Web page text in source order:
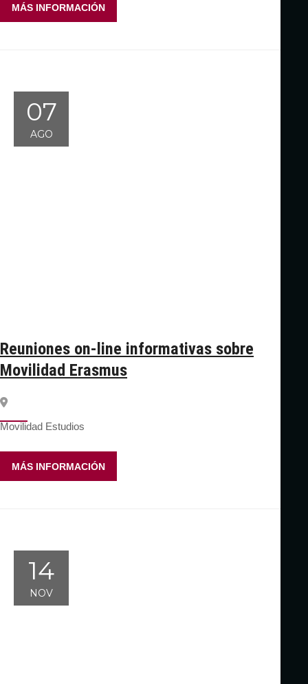
MÁS INFORMACIÓN
07
AGO
Reuniones on-line informativas sobre
Movilidad Erasmus
Movilidad Estudios
MÁS INFORMACIÓN
14
NOV